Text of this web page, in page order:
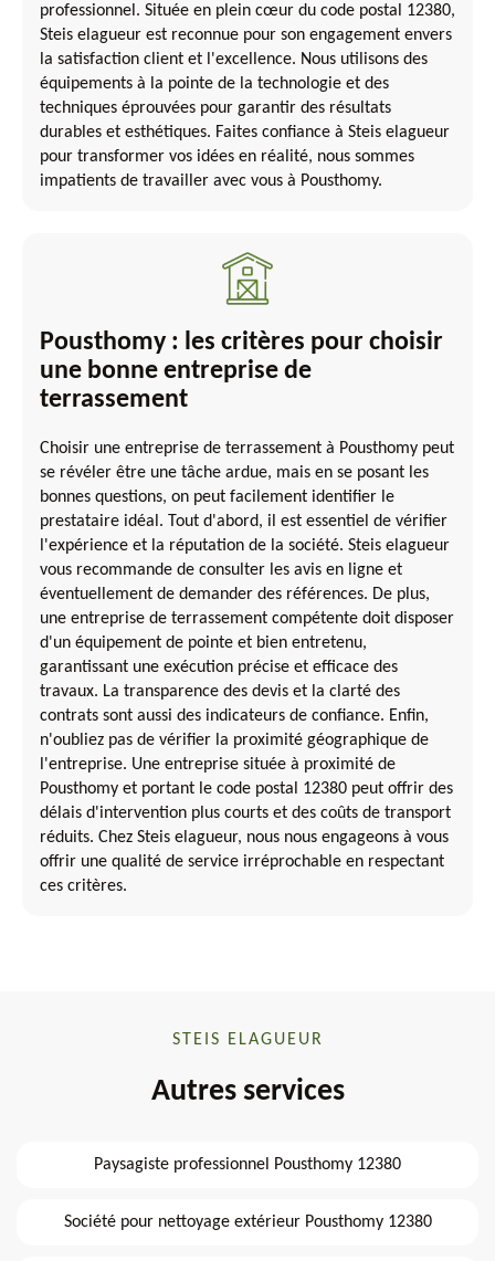
professionnel. Située en plein cœur du code postal 12380,
Steis elagueur est reconnue pour son engagement envers
la satisfaction client et l'excellence. Nous utilisons des
équipements à la pointe de la technologie et des
techniques éprouvées pour garantir des résultats
durables et esthétiques. Faites confiance à Steis elagueur
pour transformer vos idées en réalité, nous sommes
impatients de travailler avec vous à Pousthomy.
Pousthomy : les critères pour choisir
une bonne entreprise de
terrassement
Choisir une entreprise de terrassement à Pousthomy peut
se révéler être une tâche ardue, mais en se posant les
bonnes questions, on peut facilement identifier le
prestataire idéal. Tout d'abord, il est essentiel de vérifier
l'expérience et la réputation de la société. Steis elagueur
vous recommande de consulter les avis en ligne et
éventuellement de demander des références. De plus,
une entreprise de terrassement compétente doit disposer
d'un équipement de pointe et bien entretenu,
garantissant une exécution précise et efficace des
travaux. La transparence des devis et la clarté des
contrats sont aussi des indicateurs de confiance. Enfin,
n'oubliez pas de vérifier la proximité géographique de
l'entreprise. Une entreprise située à proximité de
Pousthomy et portant le code postal 12380 peut offrir des
délais d'intervention plus courts et des coûts de transport
réduits. Chez Steis elagueur, nous nous engageons à vous
offrir une qualité de service irréprochable en respectant
ces critères.
STEIS ELAGUEUR
Autres services
Paysagiste professionnel Pousthomy 12380
Société pour nettoyage extérieur Pousthomy 12380